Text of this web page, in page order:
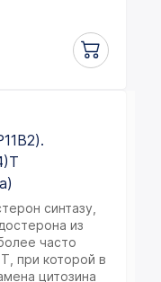
синтазу,
из
часто
при которой в
цитозина